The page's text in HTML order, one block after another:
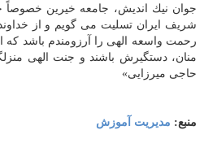
جوان نیك اندیش، جامعه خیرین
شریف ایران تسلیت می گویم و از
رحمت واسعه الهی را آرزومندم باشد كه
منان، دستگیرش باشند و جنت الهی
حاجی میرزایی»
منبع: مدیریت آموزش